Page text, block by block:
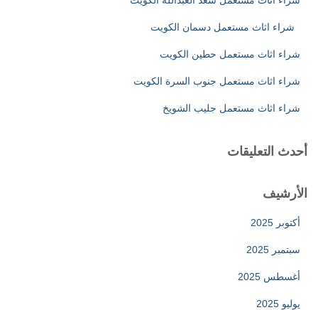
شراء اثاث مستعمل دسمان الكويت
شراء اثاث مستعمل حطين الكويت
شراء اثاث مستعمل جنوب السرة الكويت
شراء اثاث مستعمل جليب الشويخ
أحدث التعليقات
الأرشيف
أكتوبر 2025
سبتمبر 2025
أغسطس 2025
يوليو 2025